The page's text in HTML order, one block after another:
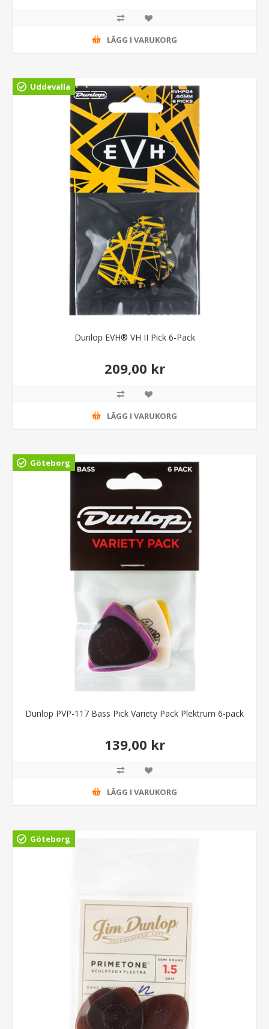
LÄGG I VARUKORG
Uddevalla
Dunlop EVH® VH II Pick 6-Pack
209,00 kr
LÄGG I VARUKORG
Göteborg
Dunlop PVP-117 Bass Pick Variety Pack Plektrum 6-pack
139,00 kr
LÄGG I VARUKORG
Göteborg